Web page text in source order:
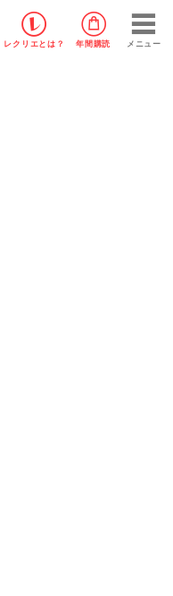
レクリエ とは？ 年間購読 メニュー